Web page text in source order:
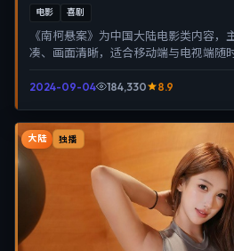
电影 喜剧
《南柯悬案》为中国大陆电影类内容，
凑、画面清晰，适合移动端与电视端随
2024-09-04 184,330 8.9
大陆 独播